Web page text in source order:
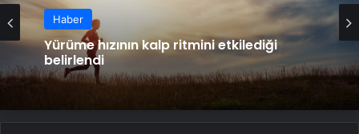
Haber
Yürüme hızının kalp ritmini etkilediği
belirlendi